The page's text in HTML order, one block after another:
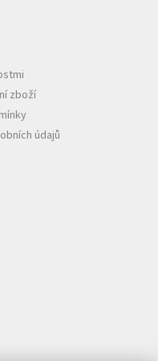
zboží
údajů